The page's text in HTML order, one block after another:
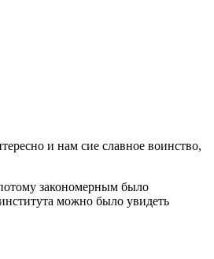
и нам сие славное воинство,
закономерным было
можно было увидеть